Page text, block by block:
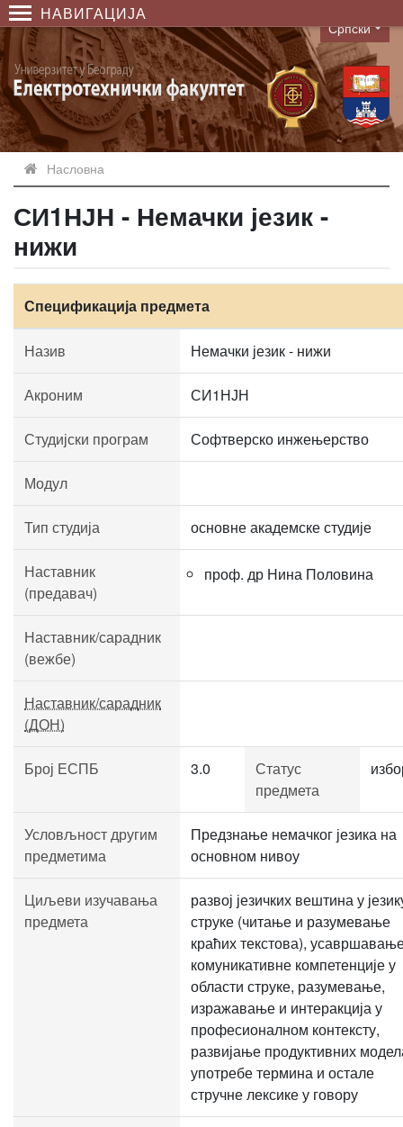
НАВИГАЦИЈА
Language
Српски
Насловна
СИ1НЈН - Немачки језик -
нижи
Спецификација предмета
Назив Немачки језик - нижи
Акроним СИ1НЈН
Студијски програм Софтверско инжењерство
Модул
Тип студија основне академске студије
Наставник
(предавач)
проф. др Нина Половина
Наставник/сарадник
(вежбе)
Наставник/сарадник
(ДОН)
Број ЕСПБ 3.0
Статус
предмета
Условљност другим
предметима
Предзнање немачког језика на
основном нивоу
Циљеви изучавања
предмета
развој језичких вештина у
струке (читање и разумевање
краћих текстова),
комуникативне компетенције у
области струке, разумевање,
изражавање и интеракција у
професионалном контексту,
развијање продуктивних
употребе термина и остале
стручне лексике у говору